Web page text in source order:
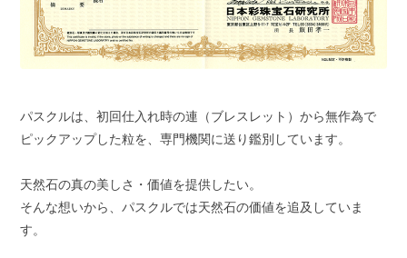
パスクルは、初回仕入れ時の連（ブレスレット）から無作為で
ピックアップした粒を、専門機関に送り鑑別しています。
天然石の真の美しさ・価値を提供したい。
そんな想いから、パスクルでは天然石の価値を追及していま
す。